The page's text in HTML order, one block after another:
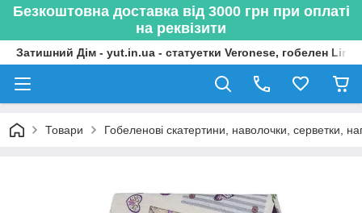
Безкоштовна доставка від 3000 грн при оплаті
на реквізити
Затишний Дім - yut.in.ua - статуетки Veronese, гобелен
Товари Гобеленові скатертини, наволочки, серветки,